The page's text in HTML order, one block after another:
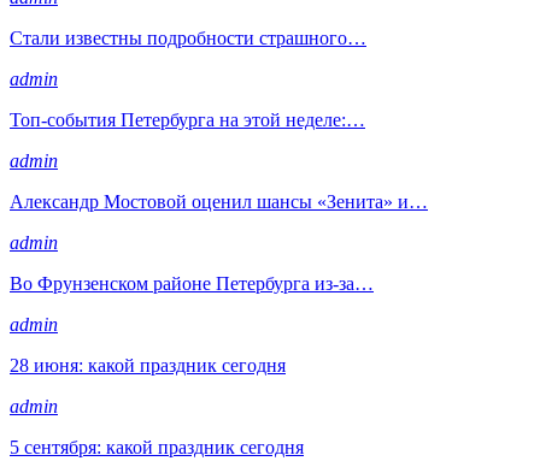
Стали известны подробности страшного…
admin
Топ-события Петербурга на этой неделе:…
admin
Александр Мостовой оценил шансы «Зенита» и…
admin
Во Фрунзенском районе Петербурга из-за…
admin
28 июня: какой праздник сегодня
admin
5 сентября: какой праздник сегодня